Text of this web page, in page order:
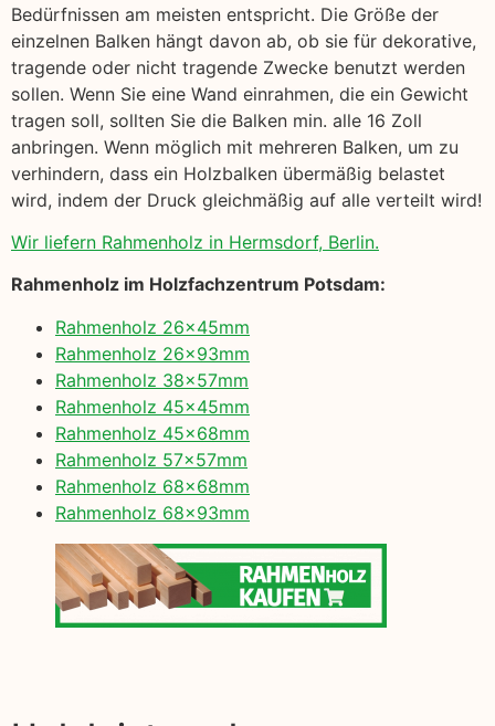
Bedürfnissen am meisten entspricht. Die Größe der
einzelnen Balken hängt davon ab, ob sie für dekorative,
tragende oder nicht tragende Zwecke benutzt werden
sollen. Wenn Sie eine Wand einrahmen, die ein Gewicht
tragen soll, sollten Sie die Balken min. alle 16 Zoll
anbringen. Wenn möglich mit mehreren Balken, um zu
verhindern, dass ein Holzbalken übermäßig belastet
wird, indem der Druck gleichmäßig auf alle verteilt wird!
Wir liefern Rahmenholz in Hermsdorf, Berlin.
Rahmenholz im Holzfachzentrum Potsdam:
Rahmenholz 26x45mm
Rahmenholz 26x93mm
Rahmenholz 38x57mm
Rahmenholz 45x45mm
Rahmenholz 45x68mm
Rahmenholz 57x57mm
Rahmenholz 68x68mm
Rahmenholz 68x93mm